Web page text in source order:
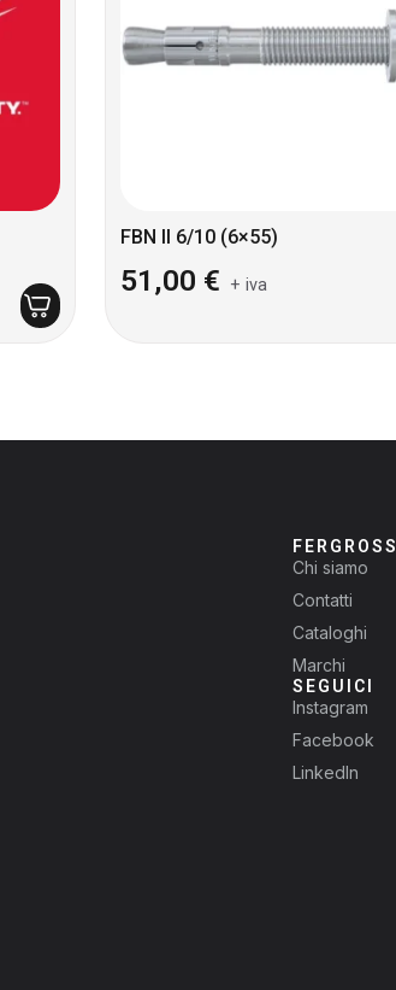
FBN II 6/10 (6×55)
51,00 € + iva
FERGROSS
Chi siamo
Contatti
Cataloghi
Marchi
SEGUICI
Instagram
Facebook
LinkedIn